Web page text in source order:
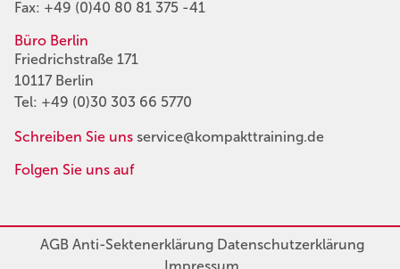
Fax: +49 (0)40 80 81 375 -41
Büro Berlin
Friedrichstraße 171
10117 Berlin
Tel: +49 (0)30 303 66 5770
Schreiben Sie uns service@kompakttraining.de
Folgen Sie uns auf
AGBAnti-SektenerklärungDatenschutzerklärung